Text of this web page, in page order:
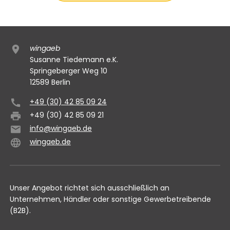
wingaeb
Susanne Tiedemann e.K.
Springeberger Weg 10
12589 Berlin
+49 (30) 42 85 09 24
+49 (30) 42 85 09 21
info@wingaeb.de
wingaeb.de
Unser Angebot richtet sich ausschließlich an
Unternehmen, Händler oder sonstige Gewerbetreibende
(B2B).